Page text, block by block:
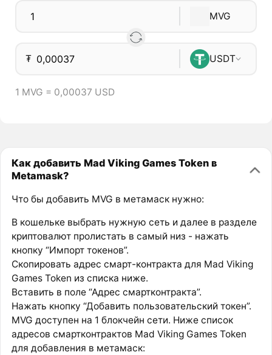
MVG
₮ USDT
1 MVG = 0,00037 USD
Как добавить Mad Viking Games Token в
Metamask?
Что бы добавить MVG в метамаск нужно:
В кошельке выбрать нужную сеть и далее в разделе
криптовалют пролистать в самый низ - нажать
кнопку “Импорт токенов”.
Скопировать адрес смарт-контракта для Mad Viking
Games Token из списка ниже.
Вставить в поле “Адрес смартконтракта”.
Нажать кнопку “Добавить пользовательский токен”.
MVG доступен на 1 блокчейн сети. Ниже список
адресов смартконтрактов Mad Viking Games Token
для добавления в метамаск: